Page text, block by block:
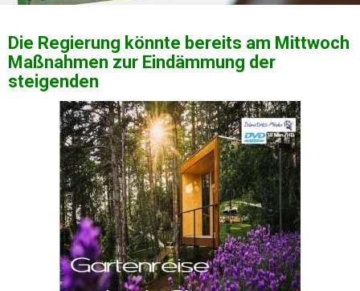
Die Regierung könnte bereits am Mittwoch
Maßnahmen zur Eindämmung der
steigenden